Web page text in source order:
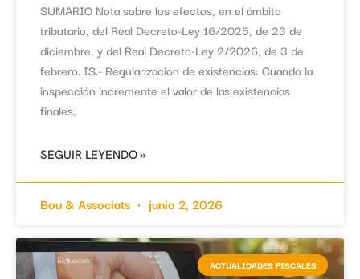
SUMARIO Nota sobre los efectos, en el ámbito
tributario, del Real Decreto-Ley 16/2025, de 23 de
diciembre, y del Real Decreto-Ley 2/2026, de 3 de
febrero. IS.- Regularización de existencias: Cuando la
inspección incremente el valor de las existencias
finales,
SEGUIR LEYENDO »
Bou & Associats junio 2, 2026
ACTUALIDADES FISCALES